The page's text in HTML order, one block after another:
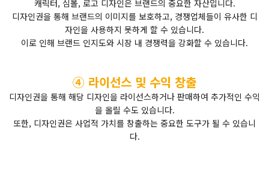
캐릭터, 심볼, 로고 디자인은 브랜드의 중요한 자산입니다.
디자인권을 통해 브랜드의 이미지를 보호하고, 경쟁업체들이 유사한 디
자인을 사용하지 못하게 할 수 있습니다.
이로 인해 브랜드 인지도와 시장 내 경쟁력을 강화할 수 있습니다.
④ 라이선스 및 수익 창출
디자인권을 통해 해당 디자인을 라이선스하거나 판매하여 추가적인 수익
을 올릴 수도 있습니다.
또한, 디자인권은 사업적 가치를 창출하는 중요한 도구가 될 수 있습니
다.